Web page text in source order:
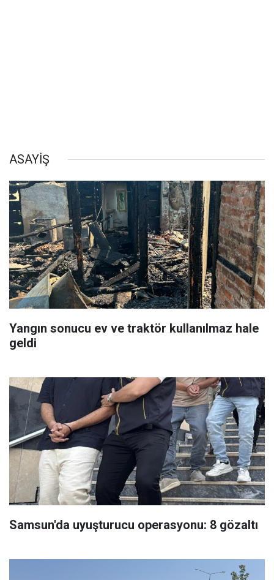
ASAYİŞ
Yangın sonucu ev ve traktör kullanılmaz hale
geldi
Samsun'da uyuşturucu operasyonu: 8 gözaltı